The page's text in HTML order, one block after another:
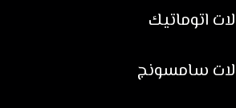
اتوماتيك
سامسونج